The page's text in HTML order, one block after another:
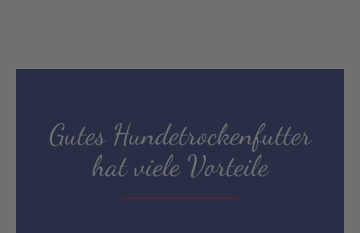
Gutes Hundetrockenfutter
hat viele Vorteile